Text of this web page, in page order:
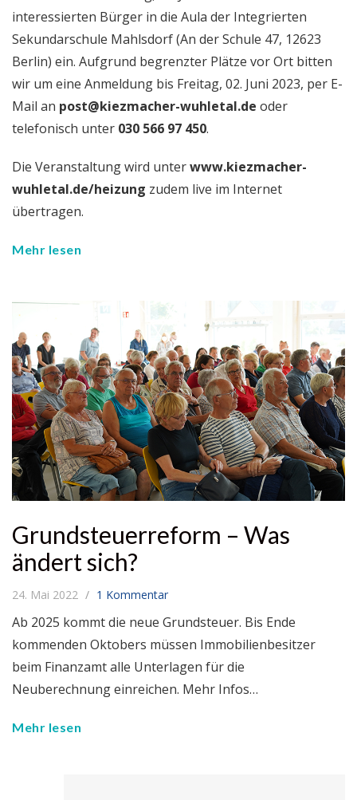
interessierten Bürger in die Aula der Integrierten
Sekundarschule Mahlsdorf (An der Schule 47, 12623
Berlin) ein. Aufgrund begrenzter Plätze vor Ort bitten
wir um eine Anmeldung bis Freitag, 02. Juni 2023, per E-
Mail an post@kiezmacher-wuhletal.de oder
telefonisch unter 030 566 97 450.
Die Veranstaltung wird unterwww.kiezmacher-
wuhletal.de/heizung zudem live im Internet
übertragen.
Mehr lesen
Grundsteuerreform – Was
ändert sich?
24. Mai 2022 1 Kommentar
Ab 2025 kommt die neue Grundsteuer. Bis Ende
kommenden Oktobers müssen Immobilienbesitzer
beim Finanzamt alle Unterlagen für die
Neuberechnung einreichen. Mehr Infos…
Mehr lesen